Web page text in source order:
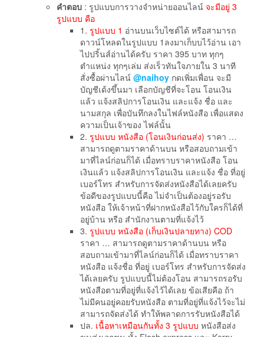
คำตอบ : รูปแบบการวางจำหน่ายออนไลน์ จะมีอยู่ 3
รูปแบบ คือ
1. รูปแบบ 1 อ่านบนเว็บไซต์ได้ หรือสามารถ
ดาวน์โหลดในรูปแบบ 1ลงมาเก็บบไว้อ่าน เอา
ไปปริ้นส์อ่านได้ครับ ราคา 395 บาท ทุกๆ
ตำแหน่ง ทุกๆเล่ม ส่งเร็วทันใจภายใน 3 นาที
สั่งซื้อผ่านไลน์ @naihoy กดเพิ่มเพื่อน จะมี
บัญชีเด้งขึ้นมา เลือกบัญชีที่จะโอน โอนเงิน
แล้ว แจ้งสลิปการโอนเงิน และแจ้ง ชื่อ และ
นามสกุล เพื่อบันทึกลงในไฟล์หนังสือ เพื่อแสดง
ความเป็นเจ้าของ ไฟล์นั้น
2. รูปแบบ หนังสือ (โอนเงินก่อนส่ง) ราคา …
สามารถดูตามราคาด้านบน หรือสอบถามเข้า
มาที่ไลน์ก่อนก็ได้ เมื่อทราบราคาหนังสือ โอน
เงินแล้ว แจ้งสลิปการโอนเงิน และแจ้ง ชื่อ ที่อยู่
เบอร์โทร สำหรับการจัดส่งหนังสือได้เลยครับ
ข้อดีของรูปแบบนี้คือ ไม่จำเป็นต้องอยู่รอรับ
หนังสือ ให้เจ้าหน้าที่ฝากหนังสือไว้กับใครก็ได้ที่
อยู่บ้าน หรือ สำนักงานตามที่แจ้งไว้
3. รูปแบบ หนังสือ (เก็บเงินปลายทาง) COD
ราคา … สามารถดูตามราคาด้านบน หรือ
สอบถามเข้ามาที่ไลน์ก่อนก็ได้ เมื่อทราบราคา
หนังสือ แจ้งชื่อ ที่อยู่ เบอร์โทร สำหรับการจัดส่ง
ได้เลยครับ รูปแบบนี้ไม่ต้องโอน สามารถรอรับ
หนังสือตามที่อยู่ที่แจ้งไว้ได้เลย ข้อเสียคือ ถ้า
ไม่มีคนอยู่คอยรับหนังสือ ตามที่อยู่ที่แจ้งไว้จะไม่
สามารถจัดส่งได้ ทำให้พลาดการรับหนังสือได้
ปล. เนื้อหาเหมือนกันทั้ง 3 รูปแบบ หนังสือส่ง